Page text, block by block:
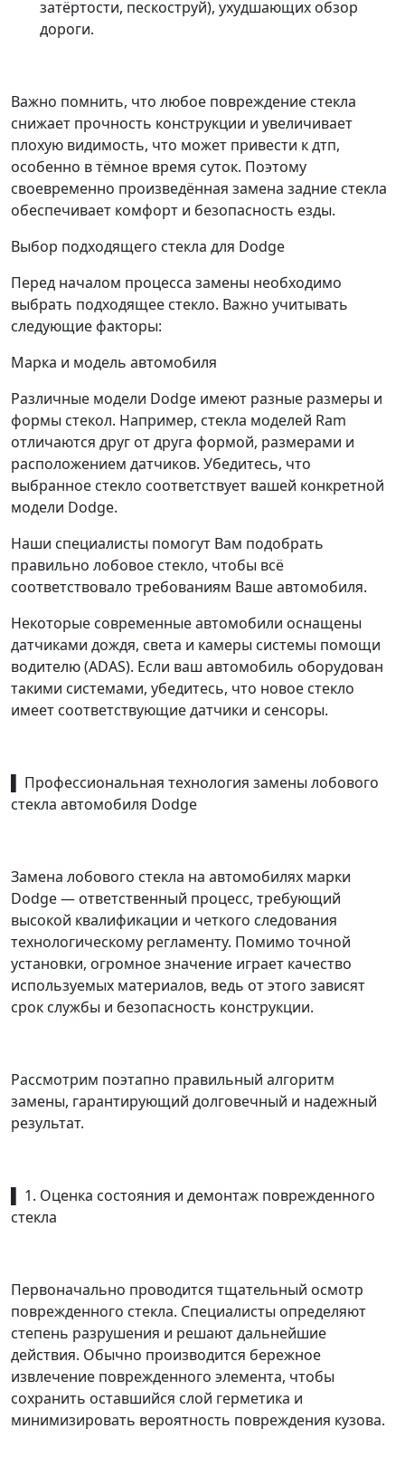
затёртости, пескоструй), ухудшающих обзор
дороги.
Важно помнить, что любое повреждение стекла
снижает прочность конструкции и увеличивает
плохую видимость, что может привести к дтп,
особенно в тёмное время суток. Поэтому
своевременно произведённая замена задние стекла
обеспечивает комфорт и безопасность езды.
Выбор подходящего стекла для Dodge
Перед началом процесса замены необходимо
выбрать подходящее стекло. Важно учитывать
следующие факторы:
Марка и модель автомобиля
Различные модели Dodge имеют разные размеры и
формы стекол. Например, стекла моделей Ram
отличаются друг от друга формой, размерами и
расположением датчиков. Убедитесь, что
выбранное стекло соответствует вашей конкретной
модели Dodge.
Наши специалисты помогут Вам подобрать
правильно лобовое стекло, чтобы всё
соответствовало требованиям Ваше автомобиля.
Некоторые современные автомобили оснащены
датчиками дождя, света и камеры системы помощи
водителю (ADAS). Если ваш автомобиль оборудован
такими системами, убедитесь, что новое стекло
имеет соответствующие датчики и сенсоры.
▌ Профессиональная технология замены лобового
стекла автомобиля Dodge
Замена лобового стекла на автомобилях марки
Dodge — ответственный процесс, требующий
высокой квалификации и четкого следования
технологическому регламенту. Помимо точной
установки, огромное значение играет качество
используемых материалов, ведь от этого зависят
срок службы и безопасность конструкции.
Рассмотрим поэтапно правильный алгоритм
замены, гарантирующий долговечный и надежный
результат.
▌ 1. Оценка состояния и демонтаж поврежденного
стекла
Первоначально проводится тщательный осмотр
поврежденного стекла. Специалисты определяют
степень разрушения и решают дальнейшие
действия. Обычно производится бережное
извлечение поврежденного элемента, чтобы
сохранить оставшийся слой герметика и
минимизировать вероятность повреждения кузова.